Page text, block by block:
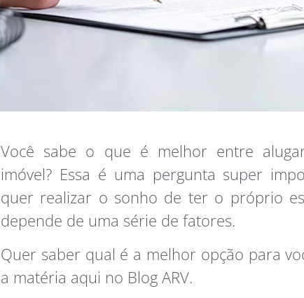
Você sabe o que é melhor entre
imóvel? Essa é uma pergunta super
quer realizar o sonho de ter o próprio
depende de uma série de fatores.
Quer saber qual é a melhor opção para
a matéria aqui no Blog ARV.